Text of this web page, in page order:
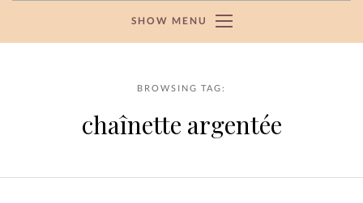
SHOW MENU
BROWSING TAG:
chaînette argentée